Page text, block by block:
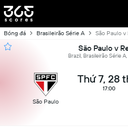
Bóng đá Brasileirão Série A São Paulo v
São Paulo v
Brazil, Brasileirão Série
São Paulo
Thứ 7, 28
17:00